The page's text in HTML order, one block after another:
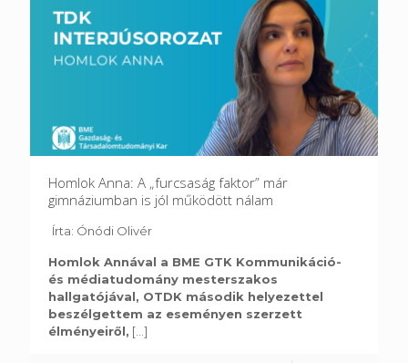
Homlok Anna: A „furcsaság faktor” már
gimnáziumban is jól működött nálam
Írta: Ónódi Olivér
Homlok Annával a BME GTK Kommunikáció-
és médiatudomány mesterszakos
hallgatójával, OTDK második helyezettel
beszélgettem az eseményen szerzett
élményeiről, [...]